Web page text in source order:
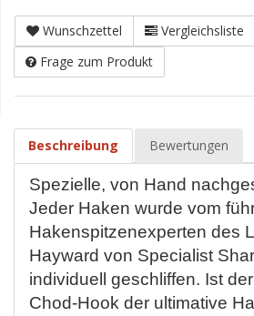
Wunschzettel
Vergleichsliste
Frage zum Produkt
Beschreibung Bewertungen
Spezielle, von Hand
Jeder Haken wurde vom
Hakenspitzenexperten des
Hayward von Specialist
individuell geschliffen. Ist
Chod-Hook der ultimative